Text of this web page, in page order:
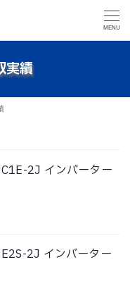
MENU
実績
2J インバーター
2J インバーター